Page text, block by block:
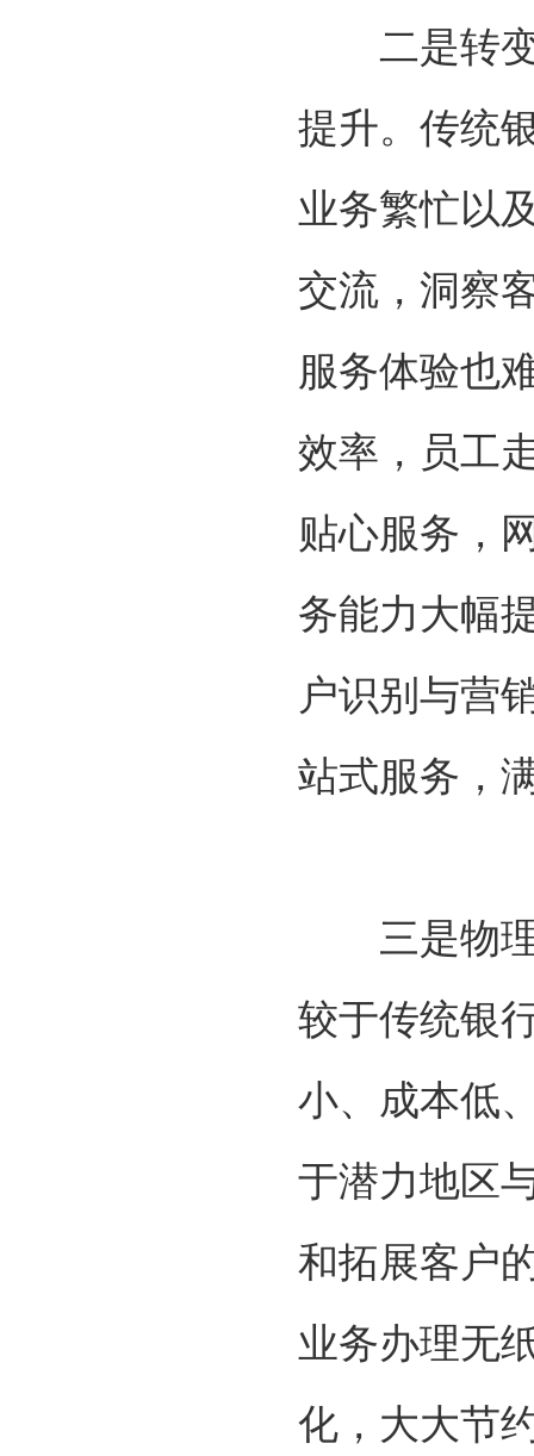
二是转变
提升。传统
业务繁忙以
交流，洞察
服务体验也
效率，员工
贴心服务，
务能力大幅
户识别与营
站式服务，
三是物理
较于传统银
小、成本低
于潜力地区
和拓展客户
业务办理无
化，大大节